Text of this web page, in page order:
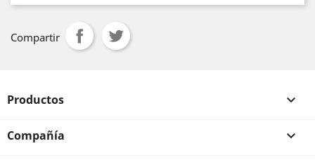
Compartir
Productos 
Compañía 